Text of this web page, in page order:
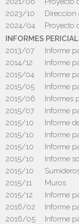
2023/10
Direccion
2024/04
Proyecto
INFORMES
2013/07
Informe
2014/12
Informe
2015/04
Informe
2015/05
Informe
2015/06
Informes
2015/07
Informe
2015/10
Informe
2015/10
Informe
2015/10
Informe
2015/10
Informe
2015/10
2015/11
Muros
2015/12
Informe
2016/02
Informe
2016/05
Informe